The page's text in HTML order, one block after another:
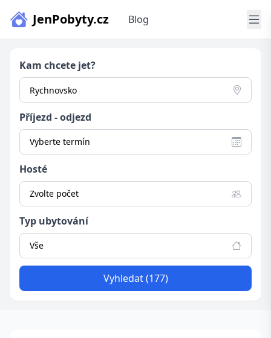
JenPobyty.cz Blog
Kam chcete jet?
Příjezd - odjezd
Vyberte termín
Hosté
Zvolte počet
Typ ubytování
Vše
Vyhledat (177)